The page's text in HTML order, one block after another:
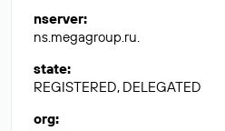
nserver:
ns.megagroup.ru.
state:
REGISTERED, DELEGATED
org: